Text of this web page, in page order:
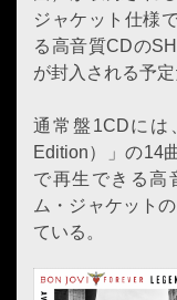
ジャケット仕様
る高音質CDの
が封入される予定
通常盤1CDには
Edition）」の14
で再生できる高
ム・ジャケット
ている。